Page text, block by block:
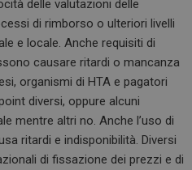
delle valutazioni delle
di rimborso o ulteriori livelli
e locale. Anche requisiti di
causare ritardi o mancanza
organismi di HTA e pagatori
diversi, oppure alcuni
mentre altri no. Anche l’uso di
ritardi e indisponibilità. Diversi
di fissazione dei prezzi e di